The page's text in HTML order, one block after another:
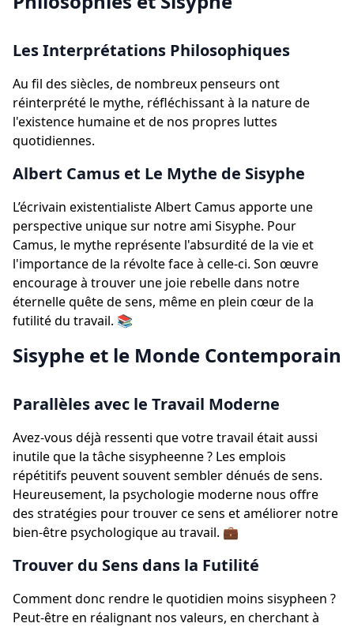
Les Interprétations Philosophiques
Au fil des siècles, de nombreux penseurs ont
réinterprété le mythe, réfléchissant à la nature de
l'existence humaine et de nos propres luttes
quotidiennes.
Albert Camus et Le Mythe de Sisyphe
L’écrivain existentialiste Albert Camus apporte une
perspective unique sur notre ami Sisyphe. Pour
Camus, le mythe représente l'absurdité de la vie et
l'importance de la révolte face à celle-ci. Son œuvre
encourage à trouver une joie rebelle dans notre
éternelle quête de sens, même en plein cœur de la
futilité du travail. 📚
Sisyphe et le Monde Contemporain
Parallèles avec le Travail Moderne
Avez-vous déjà ressenti que votre travail était aussi
inutile que la tâche sisypheenne ? Les emplois
répétitifs peuvent souvent sembler dénués de sens.
Heureusement, la psychologie moderne nous offre
des stratégies pour trouver ce sens et améliorer notre
bien-être psychologique au travail. 💼
Trouver du Sens dans la Futilité
Comment donc rendre le quotidien moins sisypheen ?
Peut-être en réalignant nos valeurs, en cherchant à